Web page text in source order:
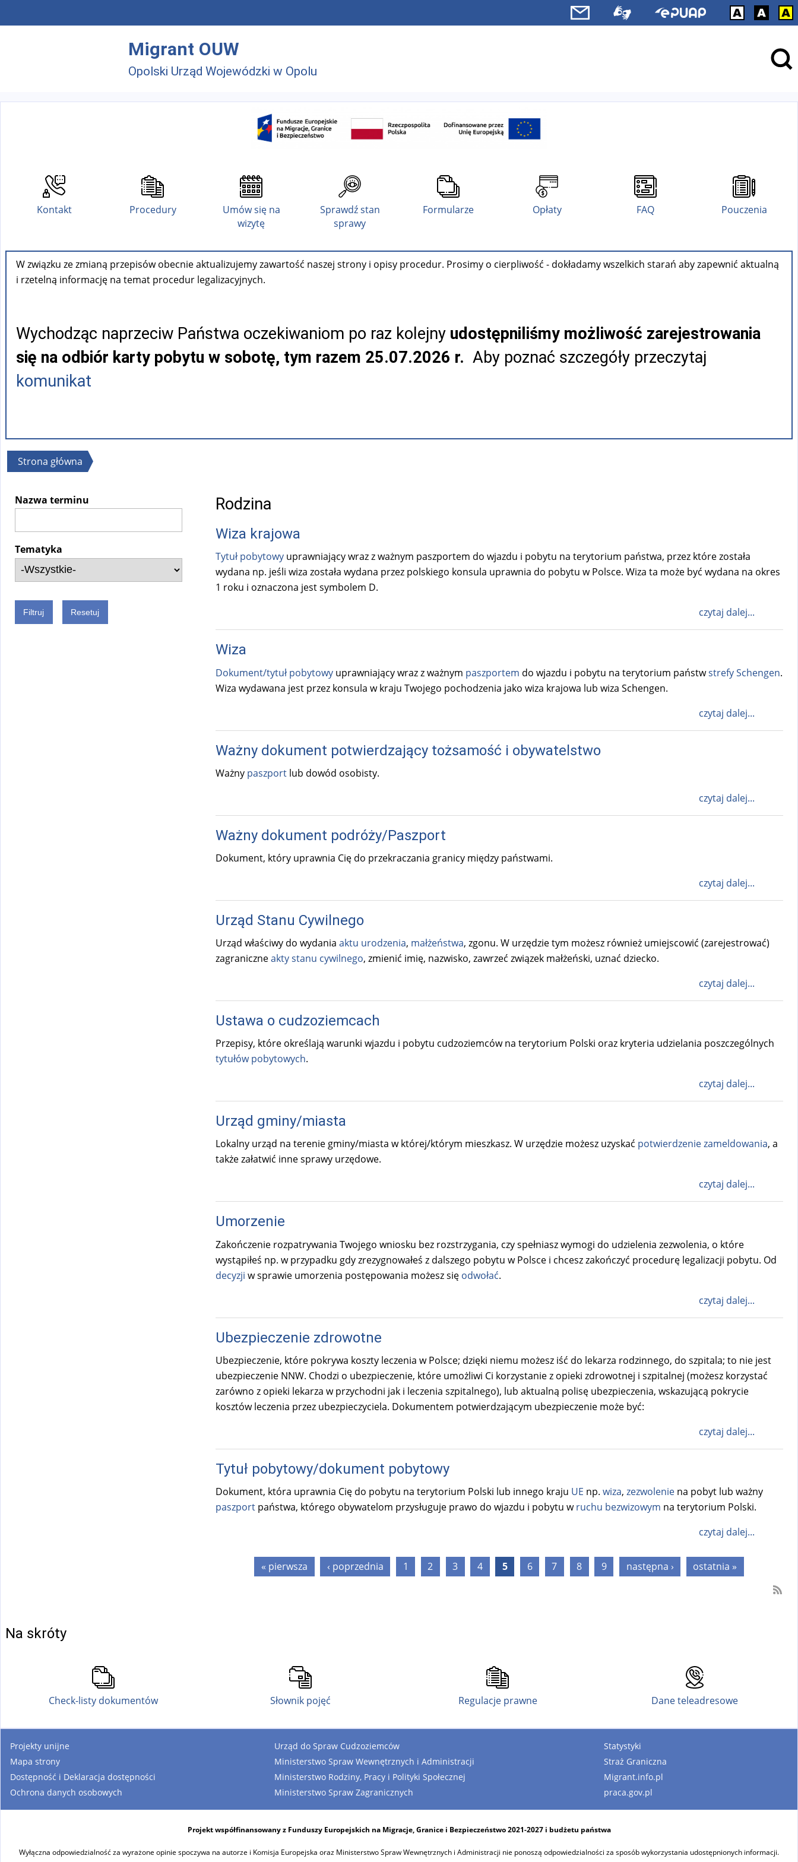
Migrant OUW
Opolski Urząd Wojewódzki w Opolu
Kontakt Procedury
Umów się na
wizytę
Sprawdź stan
sprawy
Formularze Opłaty FAQ Pouczenia
W związku ze zmianą przepisów obecnie aktualizujemy zawartość naszej strony i opisy procedur. Prosimy o cierpliwość - dokładamy wszelkich starań aby zapewnić aktualną
i rzetelną informację na temat procedur legalizacyjnych.
Wychodząc naprzeciw Państwa oczekiwaniom po raz kolejny udostępniliśmy możliwość zarejestrowania
się na odbiór karty pobytu w sobotę, tym razem 25.07.2026 r. Aby poznać szczegóły przeczytaj
komunikat
Jesteś
Strona główna
Nazwa terminu
Tematyka
Rodzina
Wiza krajowa
Tytuł pobytowyuprawniający wraz z ważnym paszportem do wjazdu i pobytu na terytorium państwa, przez które została
wydana np. jeśli wiza została wydana przez polskiego konsula uprawnia do pobytu w Polsce. Wiza ta może być wydana na okres
1 roku i oznaczona jest symbolem D.
czytaj dalej...
Wiza
Dokument/tytuł pobytowyuprawniający wraz z ważnym paszportem do wjazdu i pobytu na terytorium państwstrefy Schengen.
Wiza wydawana jest przez konsula w kraju Twojego pochodzenia jako wiza krajowa lub wiza Schengen.
czytaj dalej...
Ważny dokument potwierdzający tożsamość i obywatelstwo
Ważny paszport lub dowód osobisty.
czytaj dalej...
Ważny dokument podróży/Paszport
Dokument, który uprawnia Cię do przekraczania granicy między państwami.
czytaj dalej...
Urząd Stanu Cywilnego
Urząd właściwy do wydania aktu urodzenia, małżeństwa, zgonu. W urzędzie tym możesz również umiejscowić (zarejestrować)
zagraniczneakty stanu cywilnego, zmienić imię, nazwisko, zawrzeć związek małżeński, uznać dziecko.
czytaj dalej...
Ustawa o cudzoziemcach
Przepisy, które określają warunki wjazdu i pobytu cudzoziemców na terytorium Polski oraz kryteria udzielania poszczególnych
tytułów pobytowych.
czytaj dalej...
Urząd gminy/miasta
Lokalny urząd na terenie gminy/miasta w której/którym mieszkasz. W urzędzie możesz uzyskać potwierdzenie zameldowania, a
także załatwić inne sprawy urzędowe.
czytaj dalej...
Umorzenie
Zakończenie rozpatrywania Twojego wniosku bez rozstrzygania, czy spełniasz wymogi do udzielenia zezwolenia, o które
wystąpiłeś np. w przypadku gdy zrezygnowałeś z dalszego pobytu w Polsce i chcesz zakończyć procedurę legalizacji pobytu. Od
decyzji w sprawie umorzenia postępowania możesz się odwołać.
czytaj dalej...
Ubezpieczenie zdrowotne
Ubezpieczenie, które pokrywa koszty leczenia w Polsce; dzięki niemu możesz iść do lekarza rodzinnego, do szpitala; to nie jest
ubezpieczenie NNW. Chodzi o ubezpieczenie, które umożliwi Ci korzystanie z opieki zdrowotnej i szpitalnej (możesz korzystać
zarówno z opieki lekarza w przychodni jak i leczenia szpitalnego), lub aktualną polisę ubezpieczenia, wskazującą pokrycie
kosztów leczenia przez ubezpieczyciela. Dokumentem potwierdzającym ubezpieczenie może być:
czytaj dalej...
Tytuł pobytowy/dokument pobytowy
Dokument, która uprawnia Cię do pobytu na terytorium Polski lub innego kraju UE np. wiza, zezwolenie na pobyt lub ważny
paszportpaństwa, którego obywatelom przysługuje prawo do wjazdu i pobytu wruchu bezwizowym na terytorium Polski.
czytaj dalej...
Strony « pierwsza ‹ poprzednia 1 2 3 4 5 6 7 8 9 następna › ostatnia »
Na skróty
Check-listy dokumentów Słownik pojęć Regulacje prawne Dane teleadresowe
Projekty unijne
Mapa strony
Dostępność i Deklaracja dostępności
Ochrona danych osobowych
Urząd do Spraw Cudzoziemców
Ministerstwo Spraw Wewnętrznych i Administracji
Ministerstwo Rodziny, Pracy i Polityki Społecznej
Ministerstwo Spraw Zagranicznych
Statystyki
Straż Graniczna
Migrant.info.pl
praca.gov.pl
Projekt współfinansowany z Funduszy Europejskich na Migracje, Granice i Bezpieczeństwo 2021-2027 i budżetu państwa
Wyłączna odpowiedzialność za wyrażone opinie spoczywa na autorze i Komisja Europejska oraz Ministerstwo Spraw Wewnętrznych i Administracji nie ponoszą odpowiedzialności za sposób wykorzystania udostępnionych informacji.